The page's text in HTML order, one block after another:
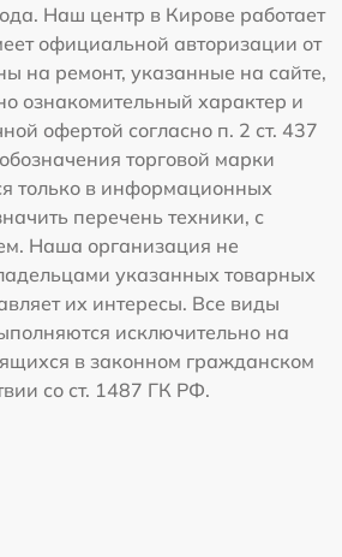
Наш центр в Кирове работает
официальной авторизации от
на ремонт, указанные на сайте,
ознакомительный характер и
офертой согласно п. 2 ст. 437
торговой марки
только в информационных
перечень техники, с
Наша организация не
указанных товарных
их интересы. Все виды
исключительно на
в законном гражданском
со ст. 1487 ГК РФ.